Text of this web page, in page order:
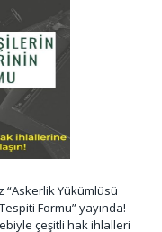
“Askerlik Yükümlüsü
Formu” yayında!
çeşitli hak ihlalleri